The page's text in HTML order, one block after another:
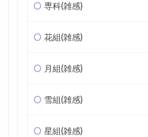
専科(雑感)
花組(雑感)
月組(雑感)
雪組(雑感)
星組(雑感)